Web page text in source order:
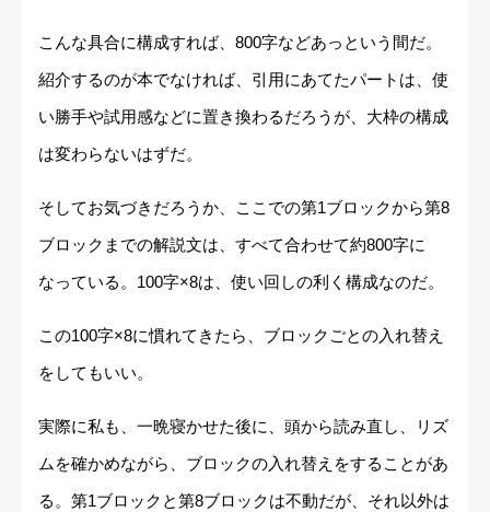
こんな具合に構成すれば、800字などあっという間だ。
紹介するのが本でなければ、引用にあてたパートは、使
い勝手や試用感などに置き換わるだろうが、大枠の構成
は変わらないはずだ。
そしてお気づきだろうか、ここでの第1ブロックから第8
ブロックまでの解説文は、すべて合わせて約800字に
なっている。100字×8は、使い回しの利く構成なのだ。
この100字×8に慣れてきたら、ブロックごとの入れ替え
をしてもいい。
実際に私も、一晩寝かせた後に、頭から読み直し、リズ
ムを確かめながら、ブロックの入れ替えをすることがあ
る。第1ブロックと第8ブロックは不動だが、それ以外は